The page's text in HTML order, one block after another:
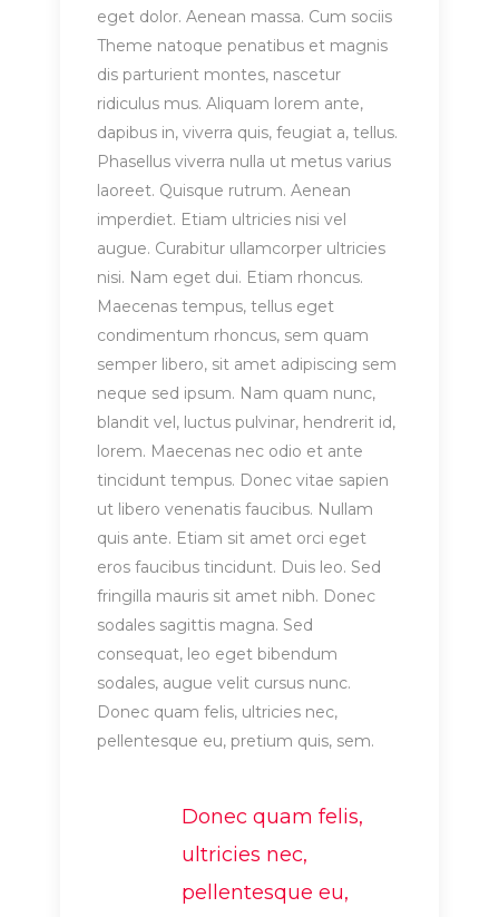
eget dolor. Aenean massa. Cum sociis
Theme natoque penatibus et magnis
dis parturient montes, nascetur
ridiculus mus. Aliquam lorem ante,
dapibus in, viverra quis, feugiat a, tellus.
Phasellus viverra nulla ut metus varius
laoreet. Quisque rutrum. Aenean
imperdiet. Etiam ultricies nisi vel
augue. Curabitur ullamcorper ultricies
nisi. Nam eget dui. Etiam rhoncus.
Maecenas tempus, tellus eget
condimentum rhoncus, sem quam
semper libero, sit amet adipiscing sem
neque sed ipsum. Nam quam nunc,
blandit vel, luctus pulvinar, hendrerit id,
lorem. Maecenas nec odio et ante
tincidunt tempus. Donec vitae sapien
ut libero venenatis faucibus. Nullam
quis ante. Etiam sit amet orci eget
eros faucibus tincidunt. Duis leo. Sed
fringilla mauris sit amet nibh. Donec
sodales sagittis magna. Sed
consequat, leo eget bibendum
sodales, augue velit cursus nunc.
Donec quam felis, ultricies nec,
pellentesque eu, pretium quis, sem.
Donec quam felis,
ultricies nec,
pellentesque eu,